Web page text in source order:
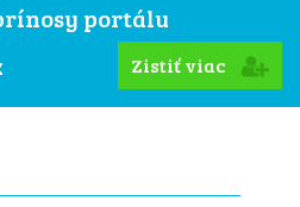
portálu
Zistiť viac